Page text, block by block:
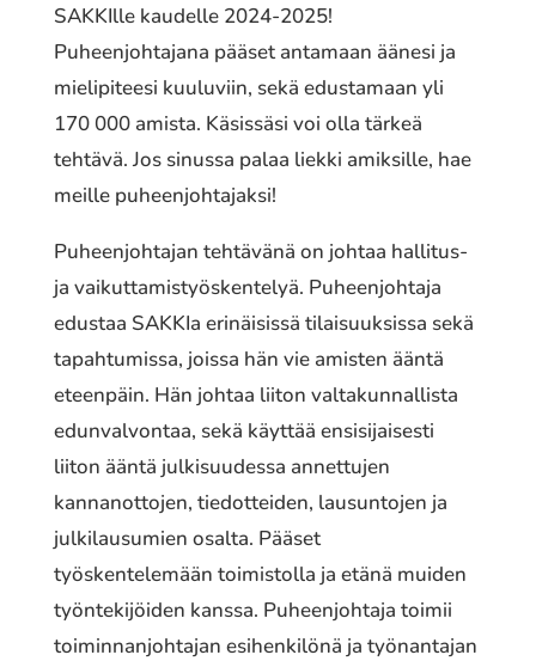
SAKKIlle kaudelle 2024-2025!
Puheenjohtajana pääset antamaan äänesi ja
mielipiteesi kuuluviin, sekä edustamaan yli
170 000 amista. Käsissäsi voi olla tärkeä
tehtävä. Jos sinussa palaa liekki amiksille, hae
meille puheenjohtajaksi!
Puheenjohtajan tehtävänä on johtaa hallitus-
ja vaikuttamistyöskentelyä. Puheenjohtaja
edustaa SAKKIa erinäisissä tilaisuuksissa sekä
tapahtumissa, joissa hän vie amisten ääntä
eteenpäin. Hän johtaa liiton valtakunnallista
edunvalvontaa, sekä käyttää ensisijaisesti
liiton ääntä julkisuudessa annettujen
kannanottojen, tiedotteiden, lausuntojen ja
julkilausumien osalta. Pääset
työskentelemään toimistolla ja etänä muiden
työntekijöiden kanssa. Puheenjohtaja toimii
toiminnanjohtajan esihenkilönä ja työnantajan